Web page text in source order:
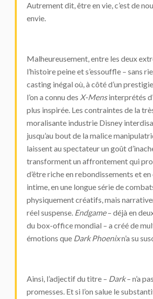
Autrement dit, être en vie, c’est de
envie.
Malheureusement, entre les deux
l’histoire peine et s’essouffle – sans
casting inégal où, à côté d’un
l’on a connu des X-Mensinterprétés
plus inspirée. Les contraintes de la
moralisante industrie Disney
jusqu’au bout de la malice
laissent au spectateur un goût
transforment un affrontement qui
d’être riche en rebondissements et
intime, en une longue série de
physiquement créatifs, mais
réel suspense. Endgame– déjà en
du box-office mondial – a créé de
émotions que Dark Phoenixn’a su
Ainsi, l’adjectif du titre – Dark– n’a
promesses. Et si l’on salue le